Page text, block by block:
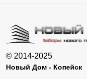
© 2014-2025
Новый Дом - Копейск